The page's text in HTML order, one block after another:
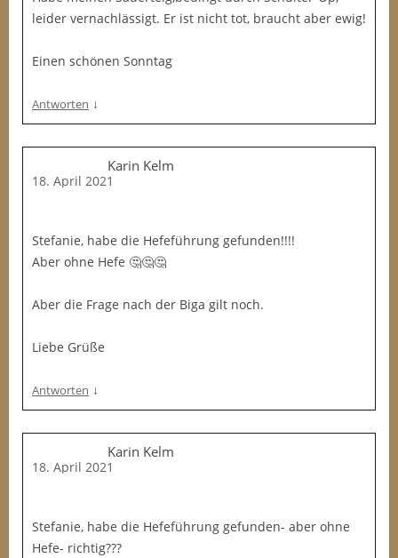
leider vernachlässigt. Er ist nicht tot, braucht aber ewig!
Einen schönen Sonntag
Antworten ↓
Karin Kelm
18. April 2021
Stefanie, habe die Hefeführung gefunden!!!!
Aber ohne Hefe 🤔🤔🤔
Aber die Frage nach der Biga gilt noch.
Liebe Grüße
Antworten ↓
Karin Kelm
18. April 2021
Stefanie, habe die Hefeführung gefunden- aber ohne
Hefe- richtig???